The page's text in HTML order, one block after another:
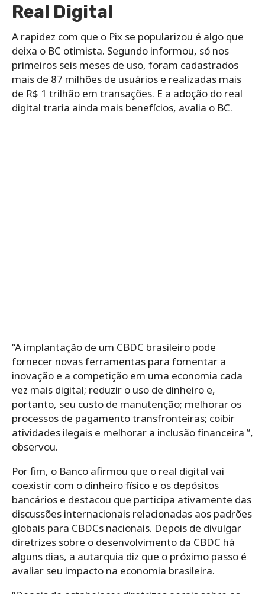
Real Digital
A rapidez com que o Pix se popularizou é algo que
deixa o BC otimista. Segundo informou, só nos
primeiros seis meses de uso, foram cadastrados
mais de 87 milhões de usuários e realizadas mais
de R$ 1 trilhão em transações. E a adoção do real
digital traria ainda mais benefícios, avalia o BC.
“A implantação de um CBDC brasileiro pode
fornecer novas ferramentas para fomentar a
inovação e a competição em uma economia cada
vez mais digital; reduzir o uso de dinheiro e,
portanto, seu custo de manutenção; melhorar os
processos de pagamento transfronteiras; coibir
atividades ilegais e melhorar a inclusão financeira ”,
observou.
Por fim, o Banco afirmou que o real digital vai
coexistir com o dinheiro físico e os depósitos
bancários e destacou que participa ativamente das
discussões internacionais relacionadas aos padrões
globais para CBDCs nacionais. Depois de divulgar
diretrizes sobre o desenvolvimento da CBDC há
alguns dias, a autarquia diz que o próximo passo é
avaliar seu impacto na economia brasileira.